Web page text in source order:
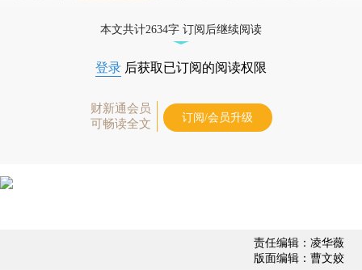
本文共计2634字 订阅后继续阅读
登录 后获取已订阅的阅读权限
财新通会员
可畅读全文
订阅/会员升级
责任编辑：凌华薇
版面编辑：曹文姣